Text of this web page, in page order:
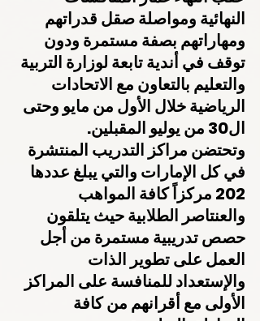
النهائية ومواصلة صقل قدراتهم
ومهاراتهم بصفة مستمرة ودون
توقف في أندية تابعة لوزارة التربية
والتعليم بالتعاون مع الاتحادات
الرياضية خلال الأول من مايو وحتى
ال30 من يوليو المقبلين.
وتحتضن مراكز التدريب المنتشرة
في كل الإمارات والتي يبلغ عددها
202 مركزاً كافة المواهب
والعنتاصر الطلابية حيث يتلقون
حصص تدريبية مستمرة من أجل
العمل على تطوير الذات
والإستعداد للمنافسة على المراكز
الأولى مع أقرانهم من كافة